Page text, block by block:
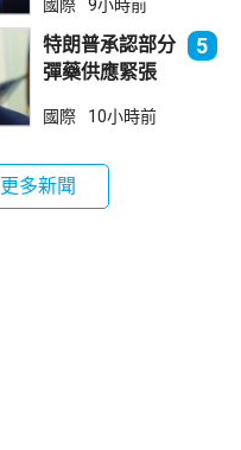
售
國際 9小時前
特朗普承認部分
彈藥供應緊張
成
5
國際 10小時前
更多新聞